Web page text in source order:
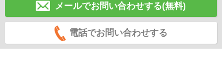
メールでお問い合わせする(無料)
電話でお問い合わせする